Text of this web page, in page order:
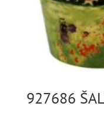
927686